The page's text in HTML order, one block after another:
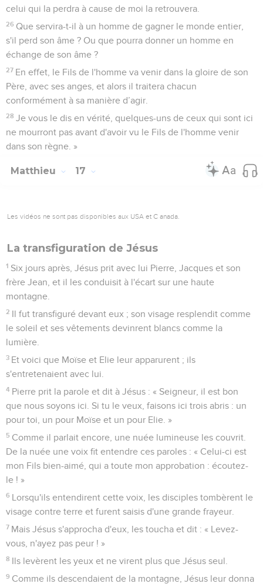
celui qui la perdra à cause de moi la retrouvera.
26 Que servira-t-il à un homme de gagner le monde entier,
s'il perd son âme ? Ou que pourra donner un homme en
échange de son âme ?
27 En effet, le Fils de l'homme va venir dans la gloire de son
Père, avec ses anges, et alors il traitera chacun
conformément à sa manière d’agir.
28 Je vous le dis en vérité, quelques-uns de ceux qui sont ici
ne mourront pas avant d'avoir vu le Fils de l'homme venir
dans son règne. »
Matthieu 17
Les vidéos ne sont pas disponibles aux USA et C anada.
La transfiguration de Jésus
1 Six jours après, Jésus prit avec lui Pierre, Jacques et son
frère Jean, et il les conduisit à l'écart sur une haute
montagne.
2 Il fut transfiguré devant eux ; son visage resplendit comme
le soleil et ses vêtements devinrent blancs comme la
lumière.
3 Et voici que Moïse et Elie leur apparurent ; ils
s'entretenaient avec lui.
4 Pierre prit la parole et dit à Jésus : « Seigneur, il est bon
que nous soyons ici. Si tu le veux, faisons ici trois abris : un
pour toi, un pour Moïse et un pour Elie. »
5 Comme il parlait encore, une nuée lumineuse les couvrit.
De la nuée une voix fit entendre ces paroles : « Celui-ci est
mon Fils bien-aimé, qui a toute mon approbation : écoutez-
le ! »
6 Lorsqu'ils entendirent cette voix, les disciples tombèrent le
visage contre terre et furent saisis d'une grande frayeur.
7 Mais Jésus s'approcha d'eux, les toucha et dit : « Levez-
vous, n'ayez pas peur ! »
8 Ils levèrent les yeux et ne virent plus que Jésus seul.
9 Comme ils descendaient de la montagne, Jésus leur donna